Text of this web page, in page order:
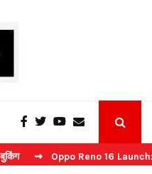
⇝ Oppo Reno 16 Launch: 2 जुलाई